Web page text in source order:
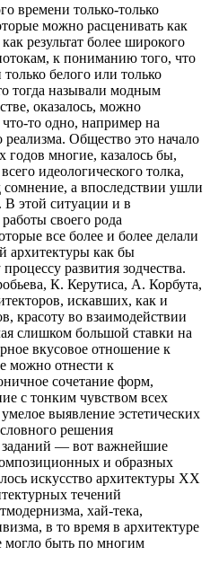
времени только-только
можно расценивать как
результат более широкого
к пониманию того, что
белого или только
тогда называли модным
оказалось, можно
что-то одно, например на
Общество это начало
годов многие, казалось бы,
идеологического толка,
а впоследствии ушли
этой ситуации и в
своего рода
все более и более делали
архитектуры как бы
развития зодчества.
К. Керутиса, А. Корбута,
искавших, как и
красоту во взаимодействии
слишком большой ставки на
вкусовое отношение к
можно отнести к
сочетание форм,
с тонким чувством всех
выявление эстетических
решения
— вот важнейшие
и образных
искусство архитектуры XX
течений
хай-тека,
в то время в архитектуре
могло быть по многим